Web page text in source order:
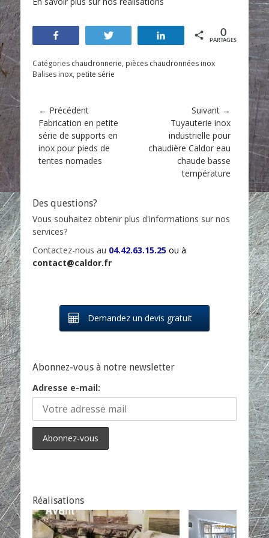
Partagez
PARTAGES
0
Catégories chaudronnerie, pièces chaudronnées inox
Balises inox, petite série
Navigation
de
l’article
← Précédent
Article
précédent :
Fabrication en petite
série de supports en
inox pour pieds de
tentes nomades
Suivant →
Tuyauterie inox
industrielle pour
chaudière Caldor eau
chaude basse
température
Des questions?
Vous souhaitez obtenir plus d'informations sur nos
services?
Contactez-nous au 04.42.63.15.25 ou à
contact@caldor.fr
Demandez un devis gratuit
Abonnez-vous à notre newsletter
Adresse e-mail:
Réalisations